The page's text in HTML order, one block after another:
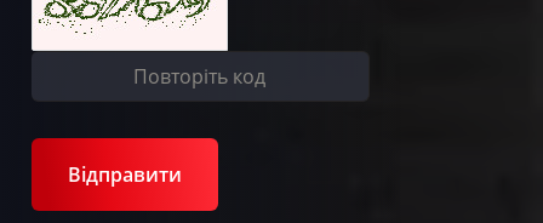
Відправити